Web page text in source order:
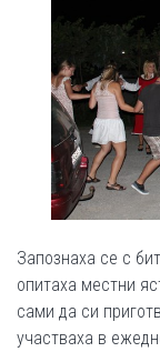
Запознаха се с
опитаха местни
сами да си
участваха в